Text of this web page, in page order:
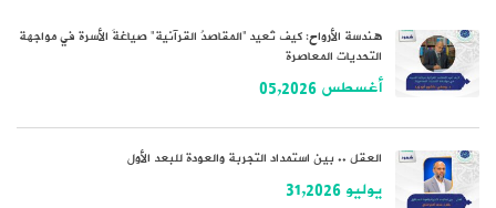
هندسة الأرواح: كيف تُعيد “المقاصدُ القرآنية” صياغةَ الأسرة في مواجهة
التحديات المعاصرة
أغسطس 05,2026
العقل .. بين استمداد التجربة والعودة للبعد الأول
يوليو 31,2026